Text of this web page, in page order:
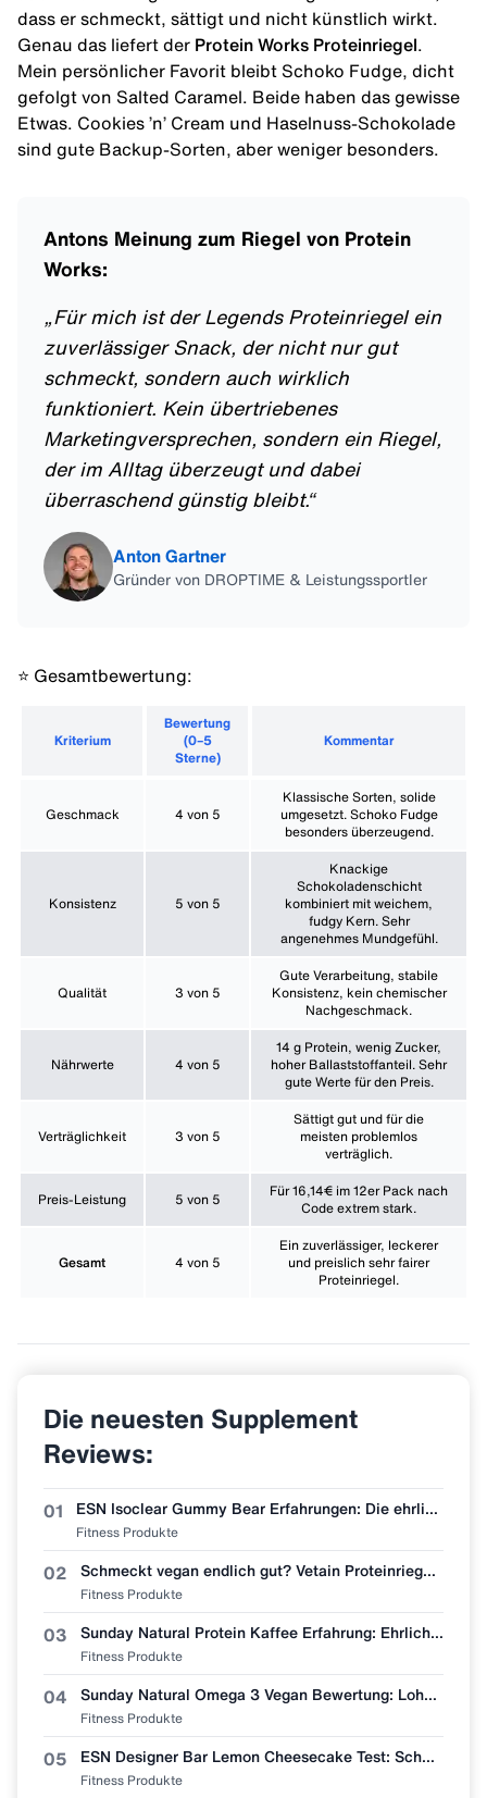
dass er schmeckt, sättigt und nicht künstlich wirkt.
Genau das liefert der Protein Works Proteinriegel
Mein persönlicher Favorit bleibt Schoko Fudge, dicht
gefolgt von Salted Caramel. Beide haben das gewisse
Etwas. Cookies ’n’ Cream und Haselnuss-Schokolade
sind gute Backup-Sorten, aber weniger besonders.
Antons Meinung zum Riegel von Protein
Works:
Für mich ist der Legends Proteinriegel ein
zuverlässiger Snack, der nicht nur gut
schmeckt, sondern auch wirklich
funktioniert. Kein übertriebenes
Marketingversprechen, sondern ein Riegel,
der im Alltag überzeugt und dabei
überraschend günstig bleibt.“
Anton Gartner
Gründer von DROPTIME & Leistungssportler
⭐️ Gesamtbewertung:
Kriterium
Bewertung
(0–5
Sterne)
Kommentar
Geschmack 4 von 5
Klassische Sorten, solide
umgesetzt. Schoko Fudge
besonders überzeugend.
Konsistenz 5 von 5
Knackige
Schokoladenschicht
kombiniert mit weichem,
fudgy Kern. Sehr
angenehmes Mundgefühl.
Qualität 3 von 5
Gute Verarbeitung, stabile
Konsistenz, kein chemischer
Nachgeschmack.
Nährwerte 4 von 5
14 g Protein, wenig Zucker,
hoher Ballaststoffanteil. Sehr
gute Werte für den Preis.
Verträglichkeit 3 von 5
Sättigt gut und für die
meisten problemlos
verträglich.
Preis-Leistung 5 von 5
Für 16,14€ im 12er Pack nach
Code extrem stark.
Gesamt 4 von 5
Ein zuverlässiger, leckerer
und preislich sehr fairer
Proteinriegel.
Die neuesten Supplement
Reviews:
01 ESN Isoclear Gummy Bear Erfahrungen: Die ehrlichste Bewertung der neuen Sorte
Fitness Produkte
02 Schmeckt vegan endlich gut? Vetain Proteinriegel Zimtschnecke im Erfahrungsbericht
Fitness Produkte
03 Sunday Natural Protein Kaffee Erfahrung: Ehrliche Geschmacksbewertung
Fitness Produkte
04 Sunday Natural Omega 3 Vegan Bewertung: Lohnt sich der Wechsel vom Fischöl?
Fitness Produkte
05 ESN Designer Bar Lemon Cheesecake Test: Schmeckt wie Zitronenkuchen?
Fitness Produkte